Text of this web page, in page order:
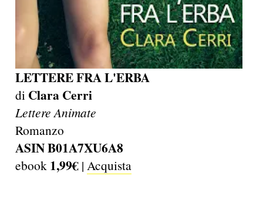
LETTERE FRA L'ERBA
di Clara Cerri
Lettere Animate
Romanzo
ASIN B01A7XU6A8
ebook 1,99€ |Acquista